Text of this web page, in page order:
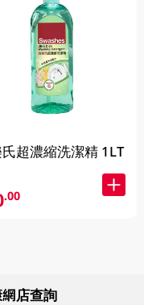
超濃縮洗潔精 1LT
.00
店查詢